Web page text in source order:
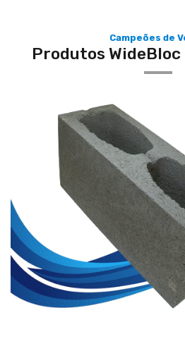
Campeões de
Produtos